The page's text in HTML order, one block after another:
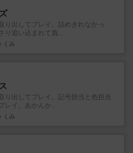
り出してプレイ。詰めきれなかっ
り追い込まれて負...
くみ
り出してプレイ。記号担当と色担当
レイ。あかんか...
くみ